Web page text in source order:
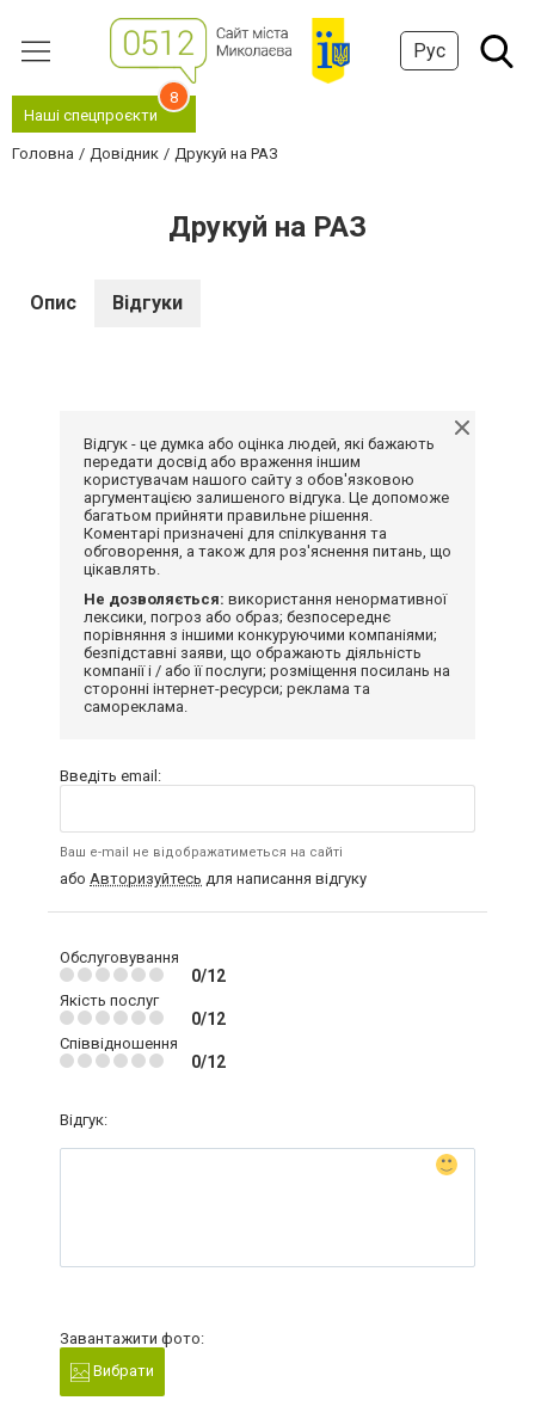
Рус
Наші спецпроєкти
8
Головна Довідник Друкуй на РАЗ
Друкуй на РАЗ
Опис Відгуки
Відгук - це думка або оцінка людей, які бажають
передати досвід або враження іншим
користувачам нашого сайту з обов'язковою
аргументацією залишеного відгука. Це допоможе
багатьом прийняти правильне рішення.
Коментарі призначені для спілкування та
обговорення, а також для роз'яснення питань, що
цікавлять.
Не дозволяється: використання ненормативної
лексики, погроз або образ; безпосереднє
порівняння з іншими конкуруючими компаніями;
безпідставні заяви, що ображають діяльність
компанії і / або її послуги; розміщення посилань на
сторонні інтернет-ресурси; реклама та
самореклама.
Введіть email:
Ваш e-mail не відображатиметься на сайті
або Авторизуйтесь для написання відгуку
Обслуговування
0/12
Якість послуг
0/12
Співвідношення
0/12
Відгук:
Завантажити фото:
Вибрати